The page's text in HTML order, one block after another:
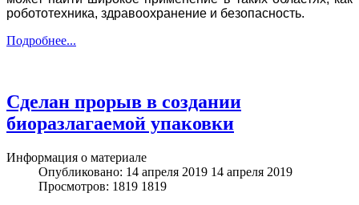
робототехника, здравоохранение и безопасность.
Подробнее...
Сделан прорыв в создании
биоразлагаемой упаковки
Информация о материале
Опубликовано: 14 апреля 2019 14 апреля 2019
Просмотров: 1819 1819